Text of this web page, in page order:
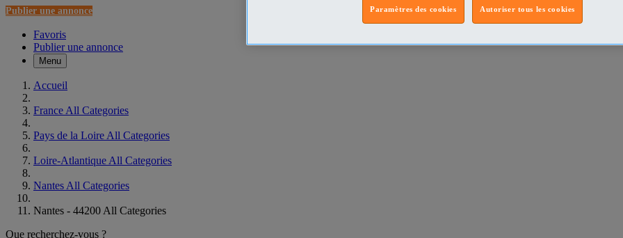
Publier une annonce
Favoris
Publier une annonce
Menu
Accueil
France All Categories
Pays de la Loire All Categories
Loire-Atlantique All Categories
Nantes All Categories
Nantes - 44200 All Categories
Que recherchez-vous ?
Autoriser tous les cookies
Paramètres des cookies